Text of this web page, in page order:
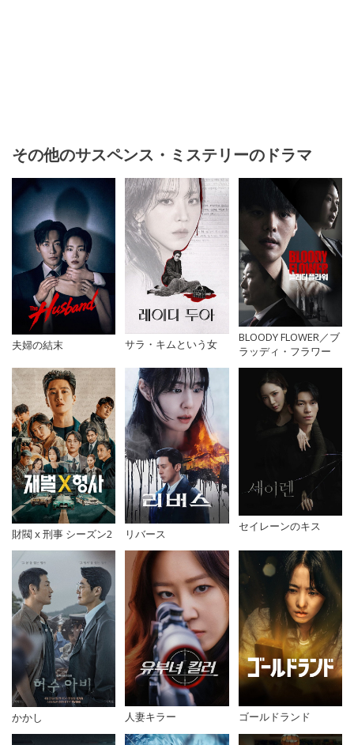
その他のサスペンス・ミステリーのドラマ
夫婦の結末 サラ・キムという女
BLOODY FLOWER／ブ
ラッディ・フラワー
財閥 x 刑事 シーズン2 リバース
セイレーンのキス
かかし 人妻キラー ゴールドランド